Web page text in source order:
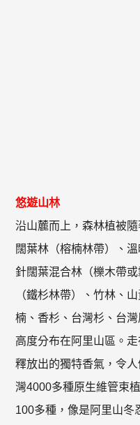
悠遊山林
沿山麓而上，森林植被
闊葉林（榕楠林帶）、
針闊葉混合林（櫟木帶
（鐵杉林帶）、竹林、
楠、香杉、台灣杉、台
高度分布在阿里山區。
釋放出的獨特香氣，令人
灣4000多種原生維管束
100多種，像是阿里山冬